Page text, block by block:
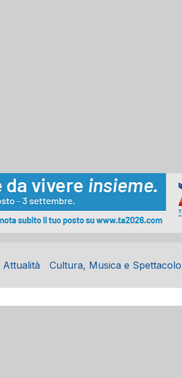
Attualità Cultura, Musica e Spettacolo